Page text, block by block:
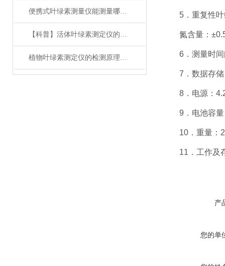
便携式叶绿素测量仪能测量哪些指标？
【科普】活体叶绿素测定仪的参数有哪些？
植物叶绿素测定仪的检测原理与注意事项
5．重复性叶
氮含量：
6．测量时间
7．数据存储
8．电源：
9．电池容量
10．重量：
11．工作及存
产
您的单